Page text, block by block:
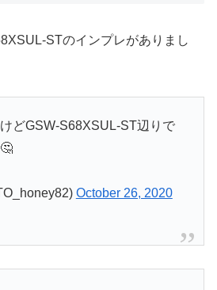
STのインプレがありまし
どGSW-S68XSUL-ST辺りで
October 26, 2020